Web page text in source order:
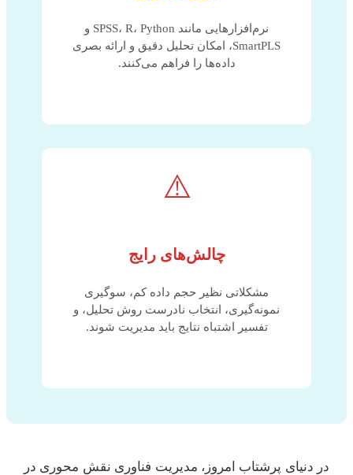
نرم‌افزارهایی مانند SPSS، R، Python و
SmartPLS، امکان تحلیل دقیق و ارائه بصری
داده‌ها را فراهم می‌کنند.
⚠️
چالش‌های رایج
مشکلاتی نظیر حجم داده کم، سوگیری
نمونه‌گیری، انتخاب نادرست روش تحلیل، و
تفسیر اشتباه نتایج باید مدیریت شوند.
در دنیای پرشتاب امروز، مدیریت فناوری نقش محوری در